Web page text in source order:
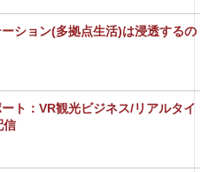
ション(多拠点生活)は浸透するの
ト：VR観光ビジネス/リアルタイ
信